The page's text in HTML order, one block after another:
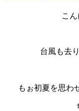
こ
台風も去
もぉ初夏を思わ